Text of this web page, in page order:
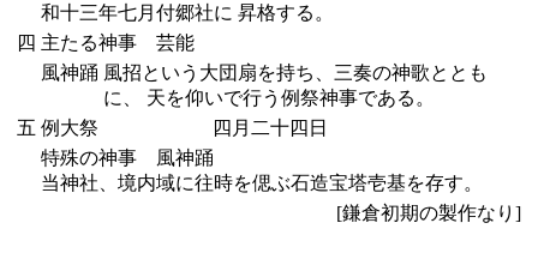
和十三年七月付郷社に 昇格する。
四 主たる神事 芸能
風神踊 風招という大団扇を持ち、三奏の神歌ととも
に、 天を仰いで行う例祭神事である。
五 例大祭
四月二十四日
特殊の神事 風神踊
当神社、境内域に往時を偲ぶ石造宝塔壱基を存す。
[鎌倉初期の製作なり]